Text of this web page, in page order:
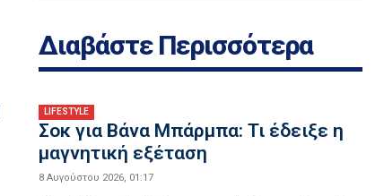
Διαβάστε Περισσότερα
LIFESTYLE
Σoκ για Βάνα Μπάρμπα: Τι έδειξε η
μαγνητική εξέταση
8 Αυγούστου 2026, 01:17